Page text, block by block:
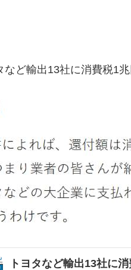
ど輸出13社に消費税1兆
トヨタなど輸出13社に